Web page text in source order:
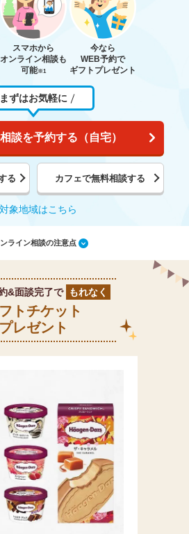
スマホから
オンライン相談も
可能※1
今なら
WEB予約で
ギフトプレゼント
まずはお気軽に
談を予約する（自宅）
る カフェで無料相談する
対象地域はこちら
ライン相談の注意点
&面談完了で もれなく
トチケット
プレゼント